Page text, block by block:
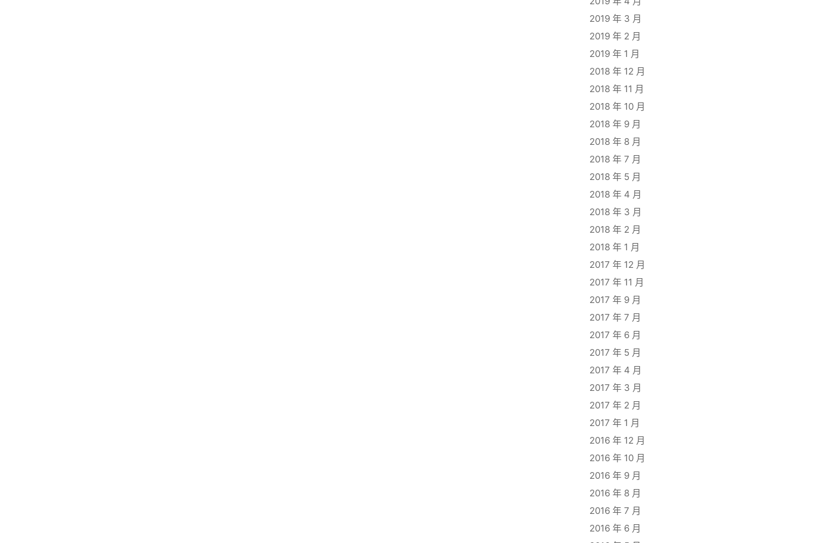
2019 年 3 月
2019 年 2 月
2019 年 1 月
2018 年 12 月
2018 年 11 月
2018 年 10 月
2018 年 9 月
2018 年 8 月
2018 年 7 月
2018 年 5 月
2018 年 4 月
2018 年 3 月
2018 年 2 月
2018 年 1 月
2017 年 12 月
2017 年 11 月
2017 年 9 月
2017 年 7 月
2017 年 6 月
2017 年 5 月
2017 年 4 月
2017 年 3 月
2017 年 2 月
2017 年 1 月
2016 年 12 月
2016 年 10 月
2016 年 9 月
2016 年 8 月
2016 年 7 月
2016 年 6 月